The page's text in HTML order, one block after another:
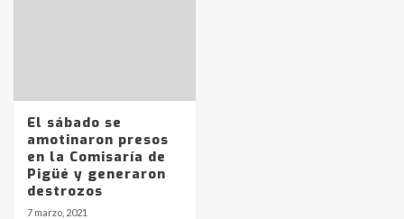
El sábado se
amotinaron presos
en la Comisaría de
Pigüé y generaron
destrozos
7 marzo, 2021
4
Accidente en Ruta 5: falleció un